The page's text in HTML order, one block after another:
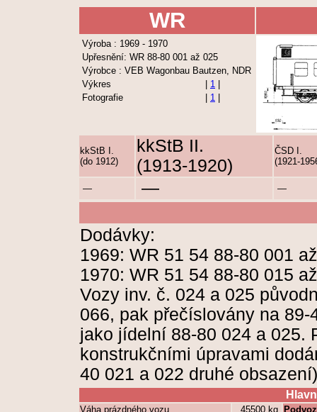
WR
Výroba : 1969 - 1970
Upřesnění: WR 88-80 001 až 025
Výrobce : VEB Wagonbau Bautzen, NDR
Výkres
1
Fotografie
1
kkStB I.
(do 1912)
kkStB II.
(1913-1920)
ČSD I.
(1921-
— — —
Dodávky:
1969: WR 51 54 88-80 001
1970: WR 51 54 88-80 015
Vozy inv. č. 024 a 025
066, pak přečíslovány na
jako jídelní 88-80 024 a 025.
konstrukčními úpravami
40 021 a 022 druhé obsazení)
Váha prázdného vozu 45500 kg